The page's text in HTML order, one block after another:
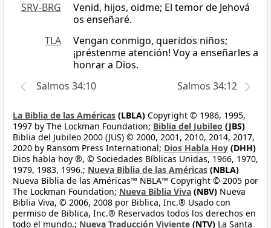
SRV-BRG
Venid, hijos, oidme; El temor de Jehová
os enseñaré.
TLA
Vengan conmigo, queridos niños;
¡préstenme atención! Voy a enseñarles a
honrar a Dios.
Salmos 34:10
Salmos 34:12
La Biblia de las Américas (LBLA) Copyright © 1986, 1995,
1997 by The Lockman Foundation; Biblia del Jubileo (JBS)
Biblia del Jubileo 2000 (JUS) © 2000, 2001, 2010, 2014, 2017,
2020 by Ransom Press International; Dios Habla Hoy (DHH)
Dios habla hoy ®, © Sociedades Bíblicas Unidas, 1966, 1970,
1979, 1983, 1996.; Nueva Biblia de las Américas (NBLA)
Nueva Biblia de las Américas™ NBLA™ Copyright © 2005 por
The Lockman Foundation; Nueva Biblia Viva (NBV) Nueva
Biblia Viva, © 2006, 2008 por Biblica, Inc.® Usado con
permiso de Biblica, Inc.® Reservados todos los derechos en
todo el mundo.; Nueva Traducción Viviente (NTV) La Santa